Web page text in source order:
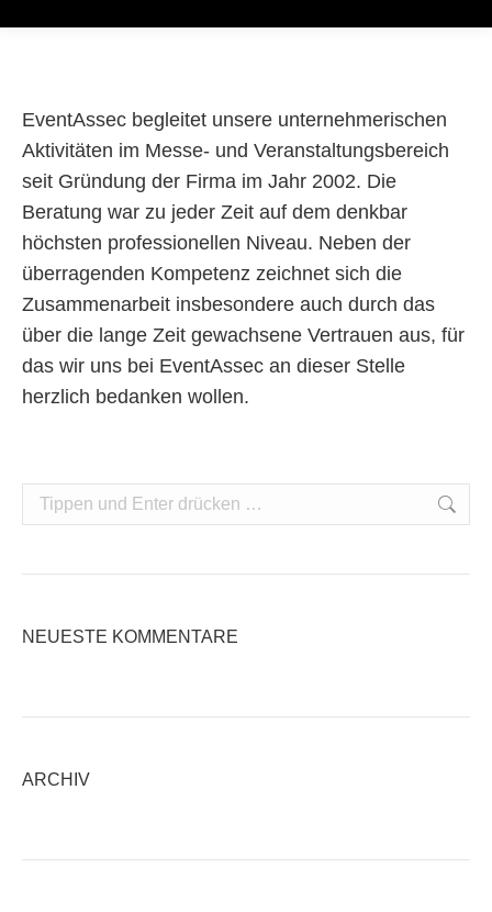
EventAssec begleitet unsere unternehmerischen
Aktivitäten im Messe- und Veranstaltungsbereich
seit Gründung der Firma im Jahr 2002. Die
Beratung war zu jeder Zeit auf dem denkbar
höchsten professionellen Niveau. Neben der
überragenden Kompetenz zeichnet sich die
Zusammenarbeit insbesondere auch durch das
über die lange Zeit gewachsene Vertrauen aus, für
das wir uns bei Event­Assec an dieser Stelle
herzlich bedanken wollen.
Search:
NEUESTE KOMMENTARE
ARCHIV